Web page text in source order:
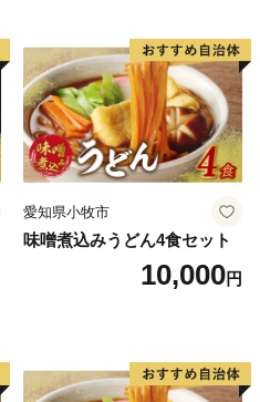
愛知県小牧市
味噌煮込みうどん4食セット
10,000円